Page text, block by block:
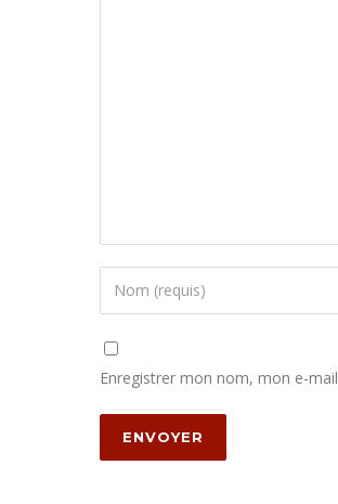
Enregistrer mon nom, mon e-